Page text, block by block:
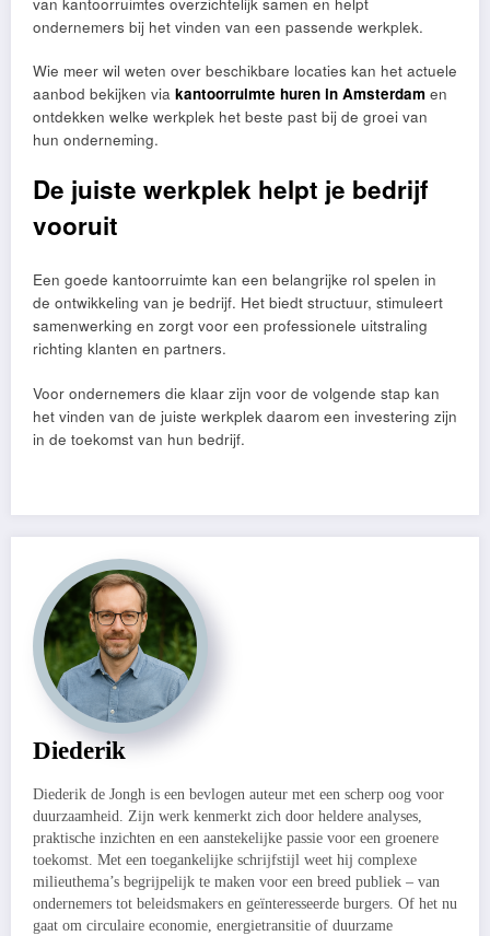
ondernemers bij het vinden van een passende werkplek.
Wie meer wil weten over beschikbare locaties kan het actuele
aanbod bekijken via kantoorruimte huren in Amsterdam en
ontdekken welke werkplek het beste past bij de groei van
hun onderneming.
De juiste werkplek helpt je bedrijf
vooruit
Een goede kantoorruimte kan een belangrijke rol spelen in
de ontwikkeling van je bedrijf. Het biedt structuur, stimuleert
samenwerking en zorgt voor een professionele uitstraling
richting klanten en partners.
Voor ondernemers die klaar zijn voor de volgende stap kan
het vinden van de juiste werkplek daarom een investering zijn
in de toekomst van hun bedrijf.
Diederik
Diederik de Jongh is een bevlogen auteur met een scherp oog voor
duurzaamheid. Zijn werk kenmerkt zich door heldere analyses,
praktische inzichten en een aanstekelijke passie voor een groenere
toekomst. Met een toegankelijke schrijfstijl weet hij complexe
milieuthema’s begrijpelijk te maken voor een breed publiek – van
ondernemers tot beleidsmakers en geïnteresseerde burgers. Of het nu
gaat om circulaire economie, energietransitie of duurzame